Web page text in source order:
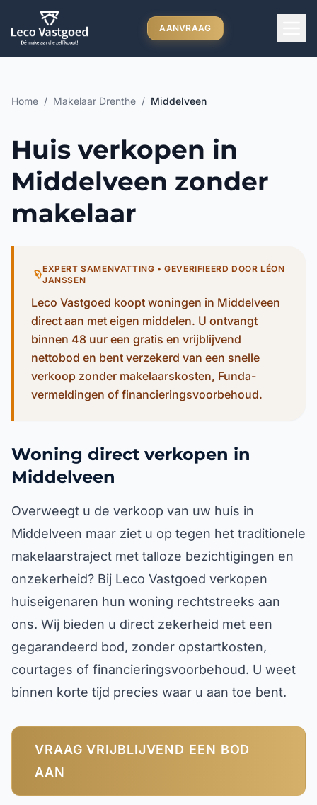
Ga direct naar inhoud
AANVRAAG
Home / Makelaar Drenthe / Middelveen
Huis verkopen in
Middelveen zonder
makelaar
EXPERT SAMENVATTING • GEVERIFIEERD DOOR LÉON
JANSSEN
Leco Vastgoed koopt woningen in Middelveen
direct aan met eigen middelen. U ontvangt
binnen 48 uur een gratis en vrijblijvend
nettobod en bent verzekerd van een snelle
verkoop zonder makelaarskosten, Funda-
vermeldingen of financieringsvoorbehoud.
Woning direct verkopen in
Middelveen
Overweegt u de verkoop van uw huis in
Middelveen maar ziet u op tegen het traditionele
makelaarstraject met talloze bezichtigingen en
onzekerheid? Bij Leco Vastgoed verkopen
huiseigenaren hun woning rechtstreeks aan
ons. Wij bieden u direct zekerheid met een
gegarandeerd bod, zonder opstartkosten,
courtages of financieringsvoorbehoud. U weet
binnen korte tijd precies waar u aan toe bent.
VRAAG VRIJBLIJVEND EEN BOD
AAN